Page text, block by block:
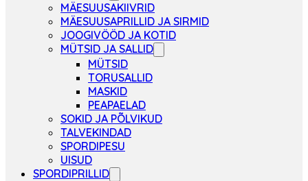
MÄESUUSAKIIVRID
MÄESUUSAPRILLID JA SIRMID
JOOGIVÖÖD JA KOTID
MÜTSID JA SALLID
MÜTSID
TORUSALLID
MASKID
PEAPAELAD
SOKID JA PÕLVIKUD
TALVEKINDAD
SPORDIPESU
UISUD
SPORDIPRILLID